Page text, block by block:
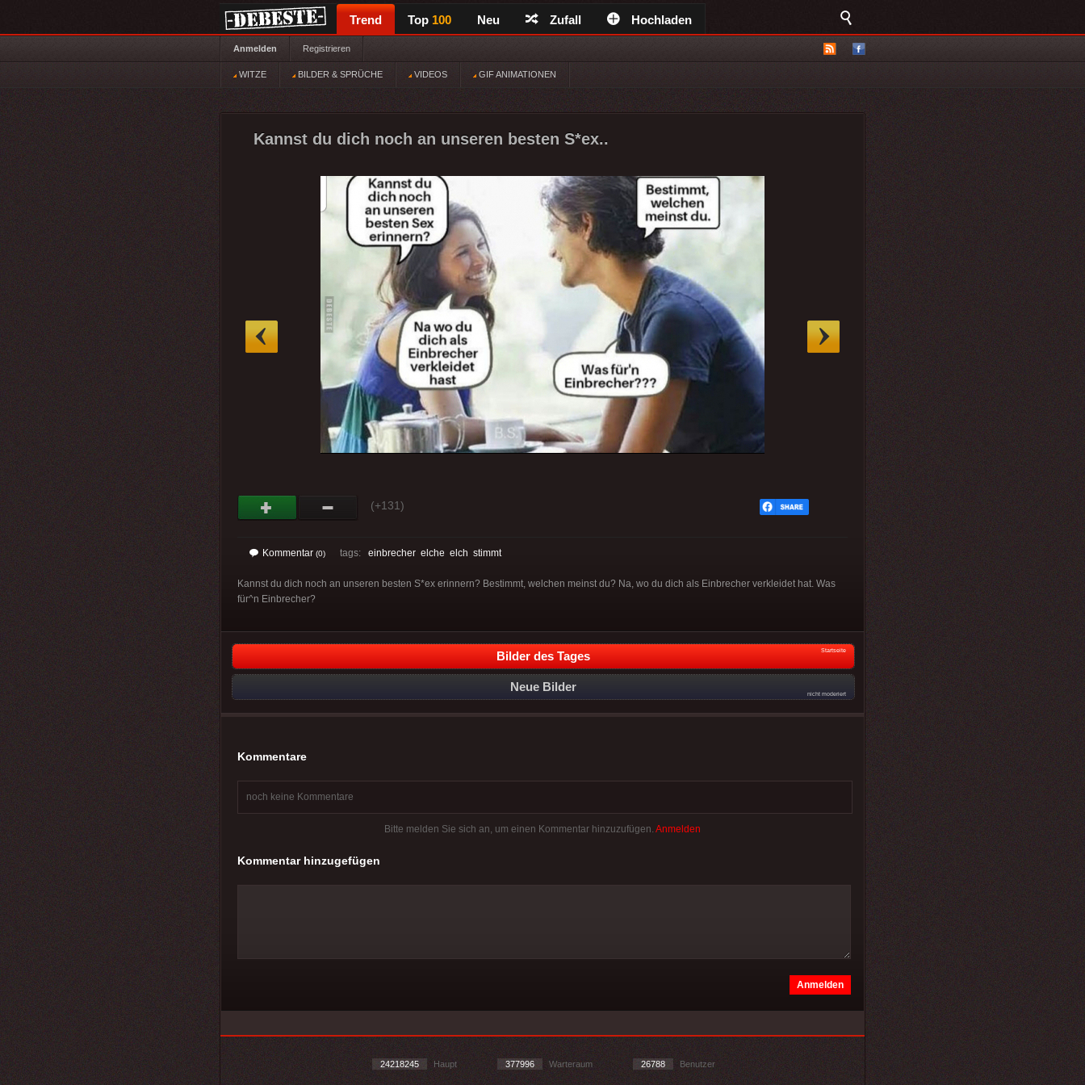
Trend Top 100 Neu Zufall Hochladen
Anmelden Registrieren
WITZE BILDER & SPRÜCHE VIDEOS GIF ANIMATIONEN
Kannst du dich noch an unseren besten S*ex..
(+131)
Kommentar (0) tags: einbrecher elche elch stimmt
Kannst du dich noch an unseren besten S*ex erinnern? Bestimmt, welchen meinst du? Na, wo du dich als Einbrecher verkleidet hat. Was
für^n Einbrecher?
Bilder des Tages Startseite
Neue Bilder
nicht moderiert
Kommentare
noch keine Kommentare
Bitte melden Sie sich an, um einen Kommentar hinzuzufügen. Anmelden
Kommentar hinzugefügen
24218245 Haupt 377996 Warteraum 26788 Benutzer